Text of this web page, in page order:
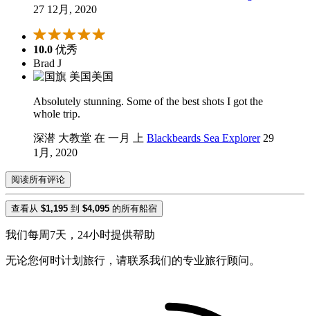
27 12月, 2020
10.0 优秀
Brad J
美国
Absolutely stunning. Some of the best shots I got the
whole trip.
深潜 大教堂 在 一月 上 Blackbeards Sea Explorer 29
1月, 2020
阅读所有评论
查看从 $1,195 到 $4,095 的所有船宿
我们每周7天，24小时提供帮助
无论您何时计划旅行，请联系我们的专业旅行顾问。